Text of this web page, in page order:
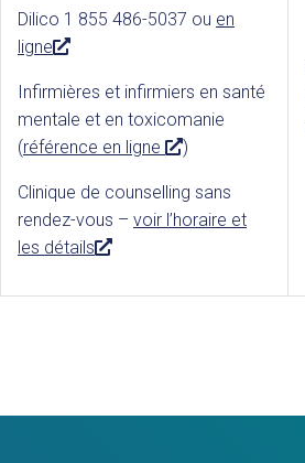
Dilico 1 855 486-5037 ou en
ligneL
e
n
e
x
t
e
n
Infirmières et infirmiers en santé
mentale et en toxicomanie
(référence en ligne L
e
n
e
)
Clinique de counselling sans
rendez-vous – voir l’horaire et
les détailsL
e
t